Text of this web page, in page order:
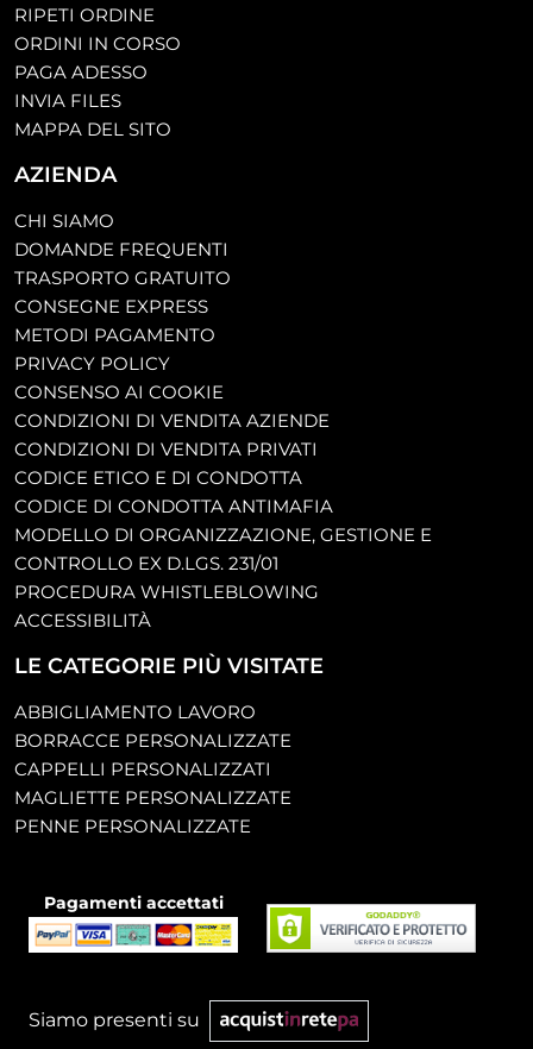
RIPETI ORDINE
ORDINI IN CORSO
PAGA ADESSO
INVIA FILES
MAPPA DEL SITO
AZIENDA
CHI SIAMO
DOMANDE FREQUENTI
TRASPORTO GRATUITO
CONSEGNE EXPRESS
METODI PAGAMENTO
PRIVACY POLICY
CONSENSO AI COOKIE
CONDIZIONI DI VENDITA AZIENDE
CONDIZIONI DI VENDITA PRIVATI
CODICE ETICO E DI CONDOTTA
CODICE DI CONDOTTA ANTIMAFIA
MODELLO DI ORGANIZZAZIONE, GESTIONE E
CONTROLLO EX D.LGS. 231/01
PROCEDURA WHISTLEBLOWING
ACCESSIBILITÀ
LE CATEGORIE PIÙ VISITATE
ABBIGLIAMENTO LAVORO
BORRACCE PERSONALIZZATE
CAPPELLI PERSONALIZZATI
MAGLIETTE PERSONALIZZATE
PENNE PERSONALIZZATE
Pagamenti accettati
Siamo presenti su